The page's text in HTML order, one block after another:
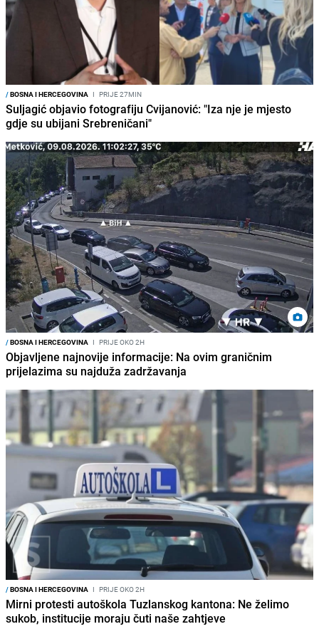
/BOSNA I HERCEGOVINA I PRIJE 27MIN
Suljagić objavio fotografiju Cvijanović: "Iza nje je mjesto
gdje su ubijani Srebreničani"
/BOSNA I HERCEGOVINA I PRIJE OKO 2H
Objavljene najnovije informacije: Na ovim graničnim
prijelazima su najduža zadržavanja
/BOSNA I HERCEGOVINA I PRIJE OKO 2H
Mirni protesti autoškola Tuzlanskog kantona: Ne želimo
sukob, institucije moraju čuti naše zahtjeve